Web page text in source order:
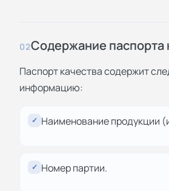
02Содержание паспорта
Паспорт качества содержит
информацию:
✓ Наименование продукции
✓ Номер партии.